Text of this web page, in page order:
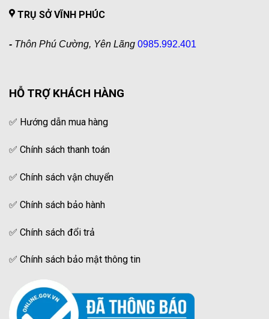
TRỤ SỞ VĨNH PHÚC
- Thôn Phú Cường, Yên Lãng 0985.992.401
HỖ TRỢ KHÁCH HÀNG
✅ Hướng dẫn mua hàng
✅ Chính sách thanh toán
✅ Chính sách vận chuyển
✅ Chính sách bảo hành
✅ Chính sách đổi trả
✅ Chính sách bảo mật thông tin